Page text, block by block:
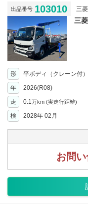
出品番号 103010 三
三
形 平ボディ（クレーン付）
年
2026(R08)
走 0.1万km (実走行距離)
検
2028年 02月
お問い